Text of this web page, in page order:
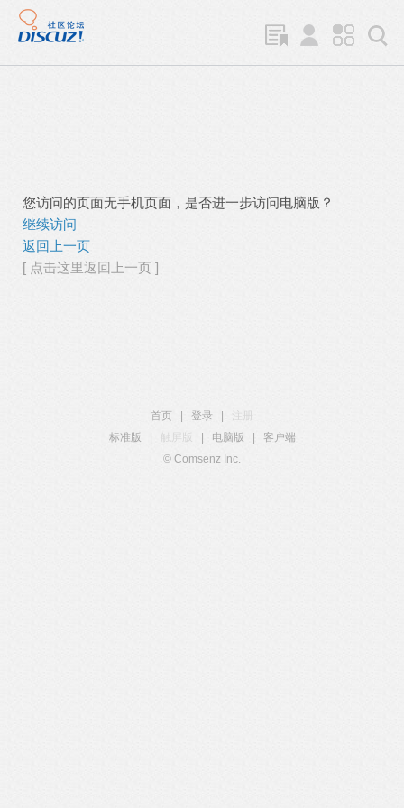
您访问的页面无手机页面，是否进一步访问电脑版？
继续访问
返回上一页
[ 点击这里返回上一页 ]
首页 登录
注册
标准版
触屏版 电脑版
客户端
© Comsenz Inc.